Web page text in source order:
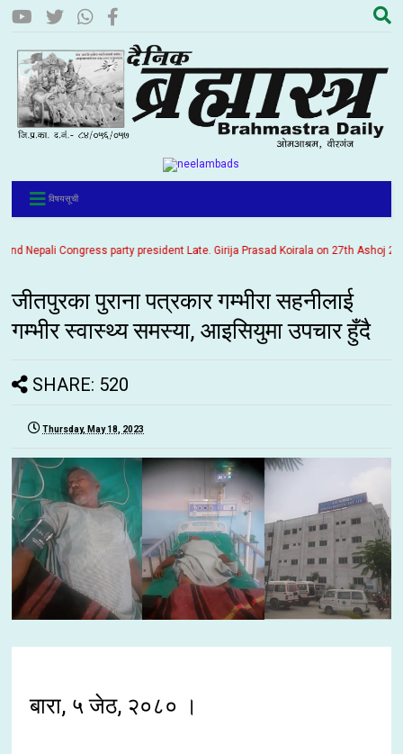
विषयसूची
Congress party president Late. Girija Prasad Koirala on 27th Ashoj
जीतपुरका पुराना पत्रकार गम्भीरा सहनीलाई
गम्भीर स्वास्थ्य समस्या, आइसियुमा उपचार हुँदै
SHARE: 520
Thursday, May 18, 2023
बारा, ५ जेठ, २०८० ।